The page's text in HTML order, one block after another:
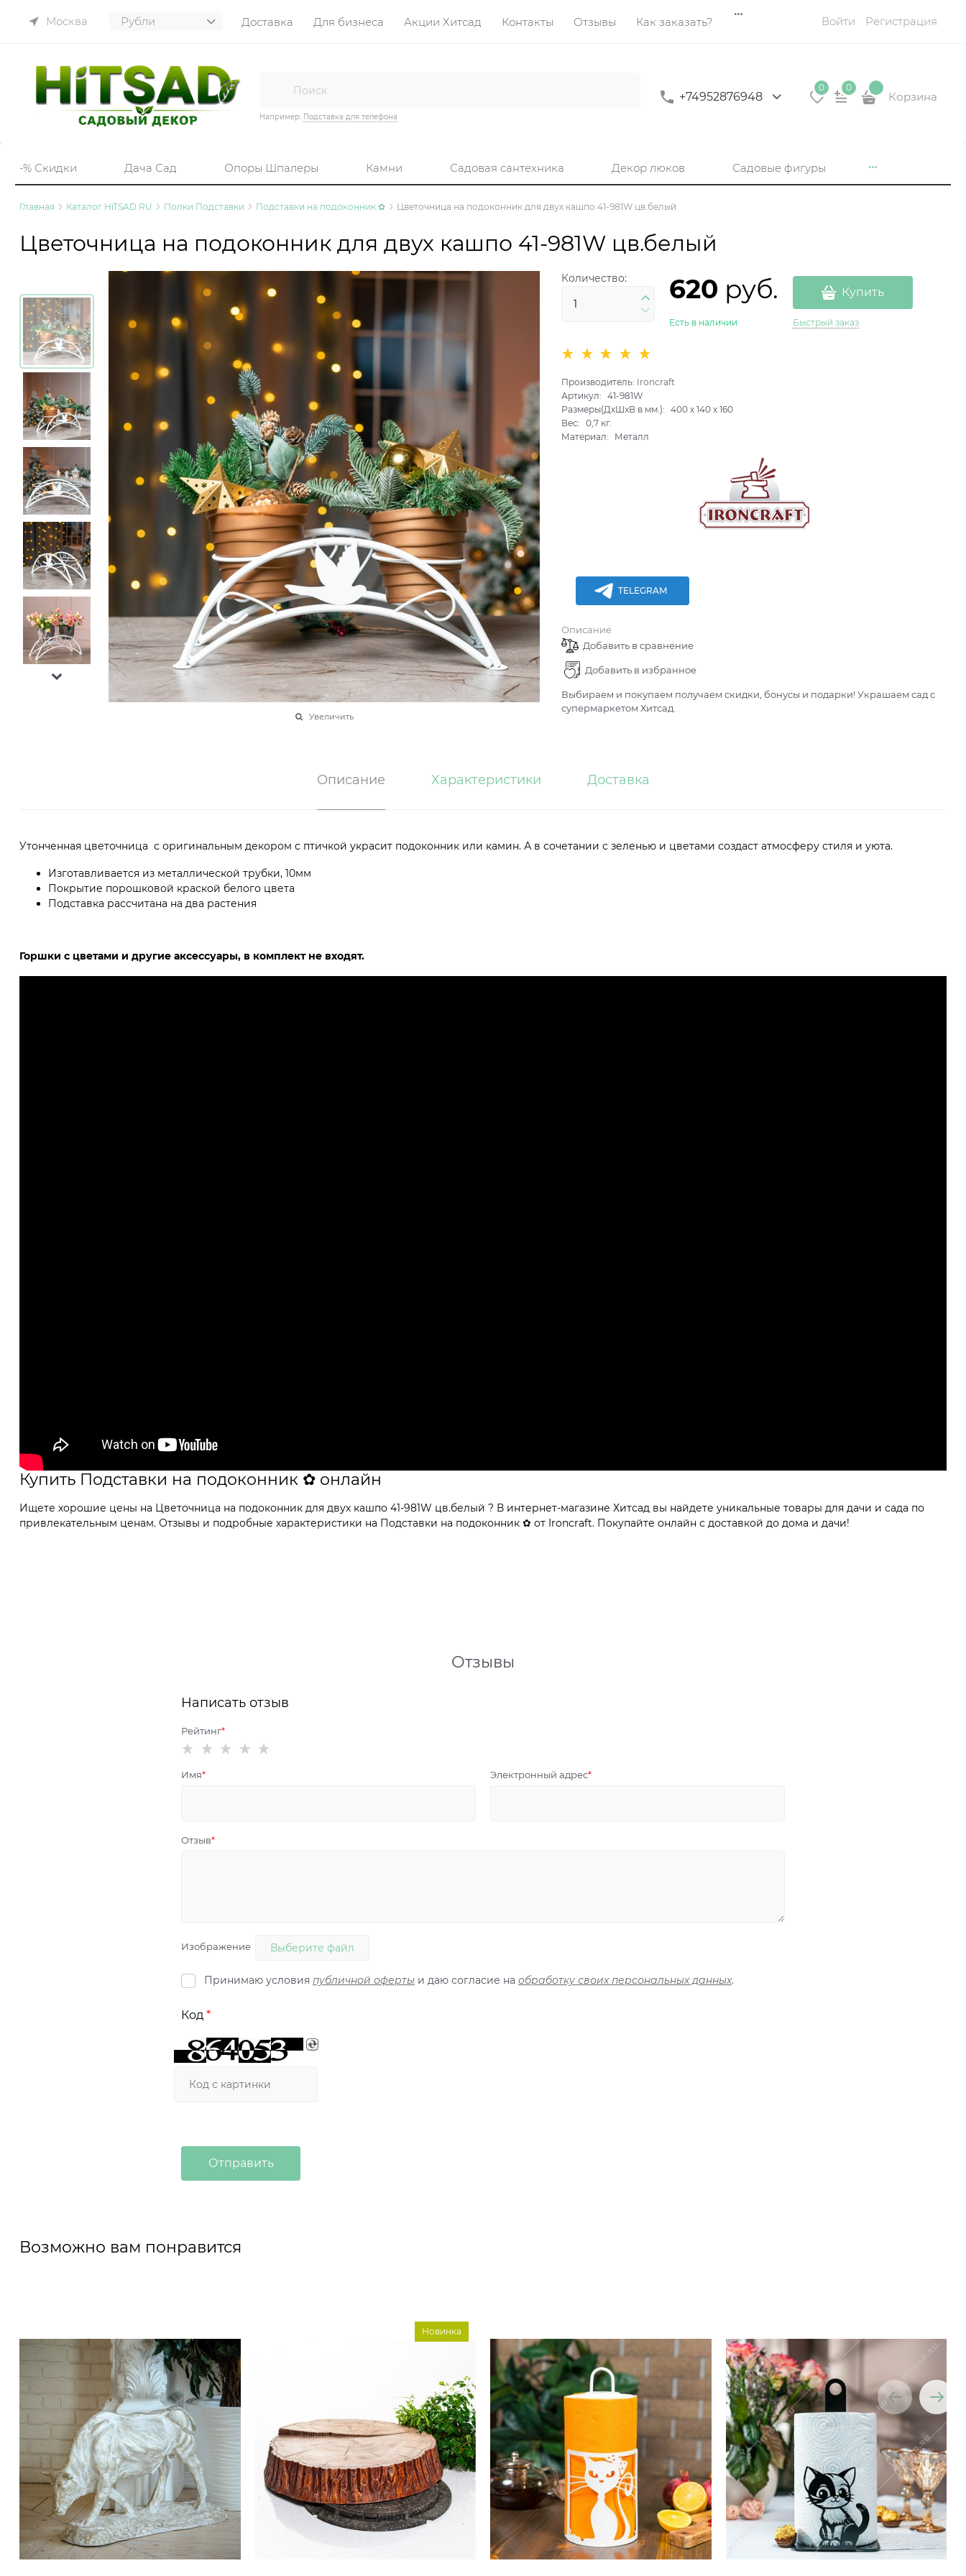
Москва Доставка Для бизнеса Акции Хитсад Контакты Отзывы Как заказать? Войти Регистрация
Например: Подставка для телефона
+74952876948
0 0
Корзина
-% Скидки Дача Сад Опоры Шпалеры Камни Садовая сантехника Декор люков Садовые фигуры
Главная Каталог HiTSAD.RU Полки Подставки Подставки на подоконник ✿ Цветочница на подоконник для двух кашпо 41-981W цв.белый
Цветочница на подоконник для двух кашпо 41-981W цв.белый
Увеличить
Количество: 620 руб.
Есть в наличии
Купить
Быстрый заказ
Производитель: Ironcraft
Артикул:
41-981W
Размеры(ДхШхВ в мм.):
400 x140 x160
Вес:
0,7 кг.
Материал:
Металл
TELEGRAM
Описание
Добавить в сравнение
Добавить в избранное
Выбираем и покупаем получаем скидки, бонусы и подарки! Украшаем сад с
супермаркетом Хитсад.
Описание Характеристики Доставка
Утонченная цветочница с оригинальным декором с птичкой украсит подоконник или камин. А в сочетании с зеленью и цветами создаст атмосферу стиля и уюта.
Изготавливается из металлической трубки, 10мм
Покрытие порошковой краской белого цвета
Подставка рассчитана на два растения
Горшки с цветами и другие аксессуары, в комплект не входят.
Купить Подставки на подоконник ✿ онлайн
Ищете хорошие цены на Цветочница на подоконник для двух кашпо 41-981W цв.белый ? В интернет-магазине Хитсад вы найдете уникальные товары для дачи и сада по
привлекательным ценам. Отзывы и подробные характеристики на Подставки на подоконник ✿ от Ironcraft. Покупайте онлайн с доставкой до дома и дачи!
Отзывы
Написать отзыв
Рейтинг
Имя Электронный адрес
Отзыв
Изображение Выберите файл
Принимаю условия публичной оферты и даю согласие на обработку своих персональных данных.
Код
Возможно вам понравится
Новинка